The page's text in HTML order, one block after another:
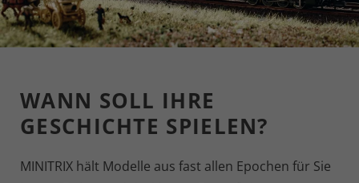
WANN SOLL IHRE
GESCHICHTE SPIELEN?
MINITRIX hält Modelle aus fast allen Epochen für Sie